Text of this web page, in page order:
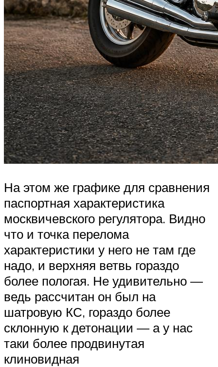
На этом же графике для сравнения
паспортная характеристика
москвичевского регулятора. Видно
что и точка перелома
характеристики у него не там где
надо, и верхняя ветвь гораздо
более пологая. Не удивительно —
ведь рассчитан он был на
шатровую КС, гораздо более
склонную к детонации — а у нас
таки более продвинутая
клиновидная